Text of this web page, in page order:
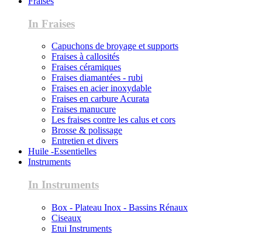
In Fraises
Capuchons de broyage et supports
Fraises à callosités
Fraises céramiques
Fraises diamantées - rubi
Fraises en acier inoxydable
Fraises en carbure Acurata
Fraises manucure
Les fraises contre les calus et cors
Brosse & polissage
Entretien et divers
Huile -Essentielles
Instruments
In Instruments
Box - Plateau Inox - Bassins Rénaux
Ciseaux
Etui Instruments